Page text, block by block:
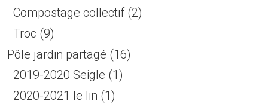
Compostage collectif(2)
Troc (9)
Pôle jardin partagé (16)
2019-2020 Seigle (1)
2020-2021 le lin (1)